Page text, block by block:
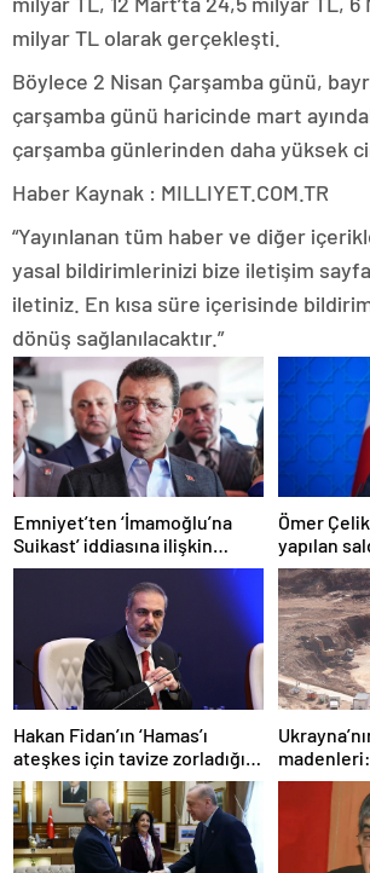
milyar TL olarak gerçekleşti.
Böylece 2 Nisan Çarşamba günü,
çarşamba günü haricinde mart
çarşamba günlerinden daha yüksek
Haber Kaynak : MILLIYET.COM.TR
“Yayınlanan tüm haber ve diğer
yasal bildirimlerinizi bize iletişim
iletiniz. En kısa süre içerisinde
dönüş sağlanılacaktır.”
Emniyet’ten ‘İmamoğlu’na
Suikast’ iddiasına ilişkin
açıklama
Ömer
yapılan
Hakan Fidan’ın ‘Hamas’ı
ateşkes için tavize zorladığı’
iddiasına yalanlama
çeken